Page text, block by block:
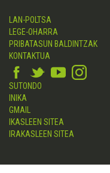
LAN-POLTSA
LEGE-OHARRA
PRIBATASUN BALDINTZAK
KONTAKTUA
SUTONDO
INIKA
GMAIL
IKASLEEN SITEA
IRAKASLEEN SITEA